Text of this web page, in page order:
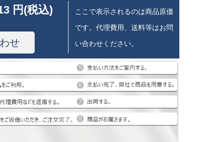
円(税込)
せ
ここで表示されるのは商品原価
です。代理費用、送料等はお問
い合わせください。